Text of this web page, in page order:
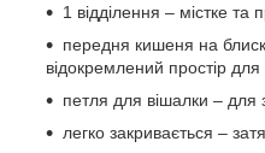
1 відділення – містке та
передня кишеня на
відокремлений простір
петля для вішалки – для
легко закривається –